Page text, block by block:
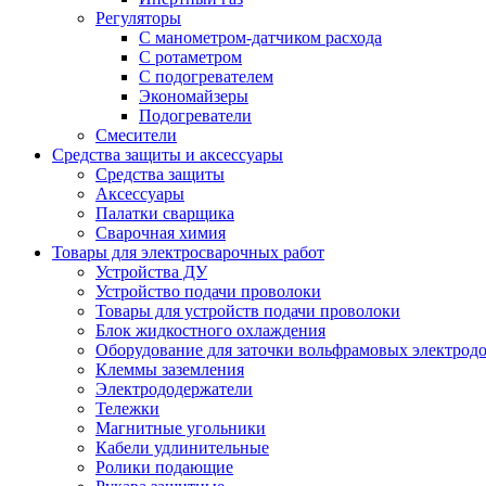
Регуляторы
С манометром-датчиком расхода
С ротаметром
С подогревателем
Экономайзеры
Подогреватели
Смесители
Средства защиты и аксессуары
Средства защиты
Аксессуары
Палатки сварщика
Сварочная химия
Товары для электросварочных работ
Устройства ДУ
Устройство подачи проволоки
Товары для устройств подачи проволоки
Блок жидкостного охлаждения
Оборудование для заточки вольфрамовых
Клеммы заземления
Электрододержатели
Тележки
Магнитные угольники
Кабели удлинительные
Ролики подающие